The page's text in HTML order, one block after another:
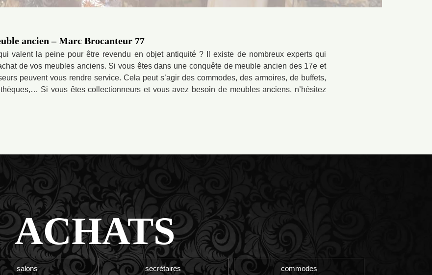
ancien – Marc Brocanteur 77
valent la peine pour être revendu en objet antiquité ? Il existe de nombreux experts qui
de vos meubles anciens. Si vous êtes dans une conquête de meuble ancien des 17e et
peuvent vous rendre service. Cela peut s’agir des commodes, des armoires, de buffets,
Si vous êtes collectionneurs et vous avez besoin de meubles anciens, n’hésitez
ACHATS
salons secrétaires commodes